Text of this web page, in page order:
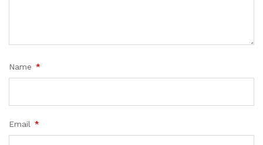
Name *
Email *